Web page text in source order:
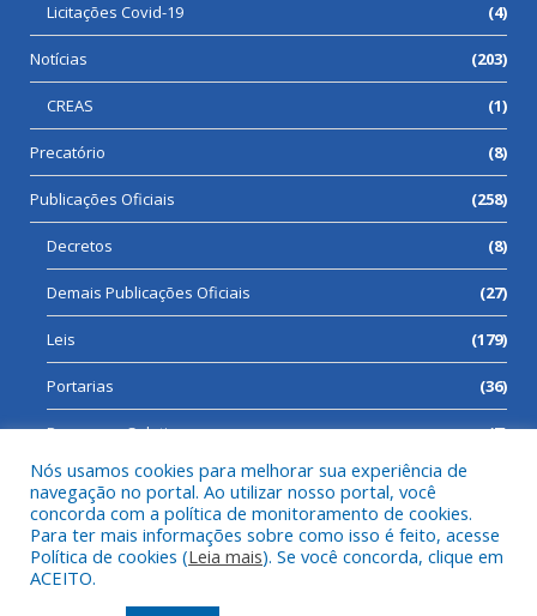
Licitações Covid-19 (4)
Notícias (203)
CREAS (1)
Precatório (8)
Publicações Oficiais (258)
Decretos (8)
Demais Publicações Oficiais (27)
Leis (179)
Portarias (36)
Processos Seletivos (7)
Todos os direitos reservados a Prefeitura Municipal de Cumaru
do Norte.
Nós usamos cookies para melhorar sua experiência de
navegação no portal. Ao utilizar nosso portal, você
concorda com a política de monitoramento de cookies.
Para ter mais informações sobre como isso é feito, acesse
Política de cookies (Leia mais). Se você concorda, clique em
ACEITO.